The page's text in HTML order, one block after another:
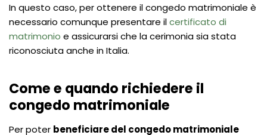
In questo caso, per ottenere il congedo matrimoniale è
necessario comunque presentare ilcertificato di
matrimonio e assicurarsi che la cerimonia sia stata
riconosciuta anche in Italia.
Come e quando richiedere il
congedo matrimoniale
Per poter beneficiare del congedo matrimoniale